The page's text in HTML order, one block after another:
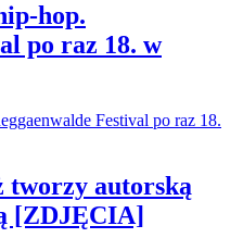
hop.
po raz 18. w
tworzy autorską
[ZDJĘCIA]